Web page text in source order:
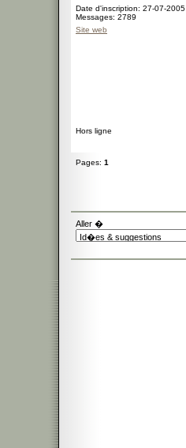
Date d'inscription: 27-07-2005
Messages: 2789
Site web
Hors ligne
Pages: 1
Aller �